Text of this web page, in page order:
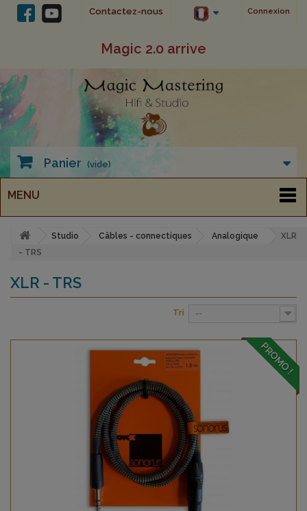
Connexion
Contactez-nous
Magic 2.0 arrive
Panier (vide)
MENU
Studio Câbles - connectiques Analogique
XLR
- TRS
XLR - TRS
Tri --
PROMO !